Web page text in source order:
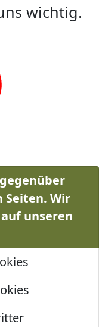
wichtig.
Seiten. Wir
unseren